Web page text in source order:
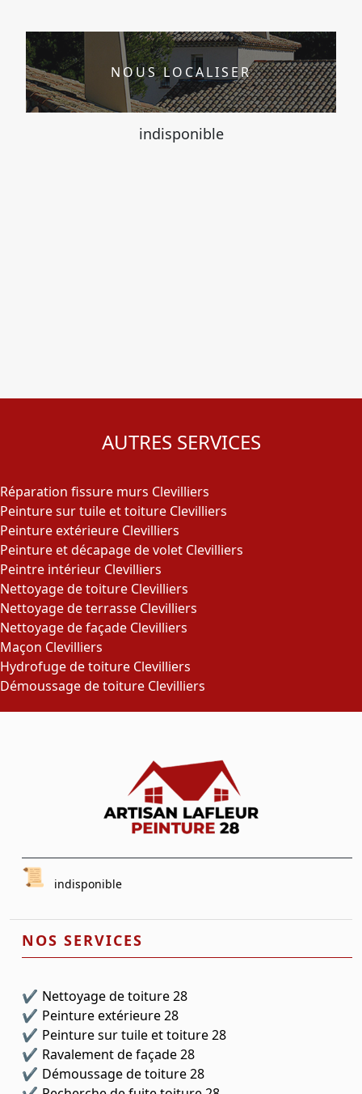
NOUS LOCALISER
indisponible
AUTRES SERVICES
Réparation fissure murs Clevilliers
Peinture sur tuile et toiture Clevilliers
Peinture extérieure Clevilliers
Peinture et décapage de volet Clevilliers
Peintre intérieur Clevilliers
Nettoyage de toiture Clevilliers
Nettoyage de terrasse Clevilliers
Nettoyage de façade Clevilliers
Maçon Clevilliers
Hydrofuge de toiture Clevilliers
Démoussage de toiture Clevilliers
indisponible
NOS SERVICES
Nettoyage de toiture 28
Peinture extérieure 28
Peinture sur tuile et toiture 28
Ravalement de façade 28
Démoussage de toiture 28